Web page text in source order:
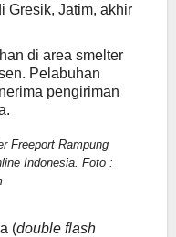
Gresik, Jatim, akhir
di area smelter
Pelabuhan
pengiriman
Freeport Rampung
Indonesia. Foto :
(double flash